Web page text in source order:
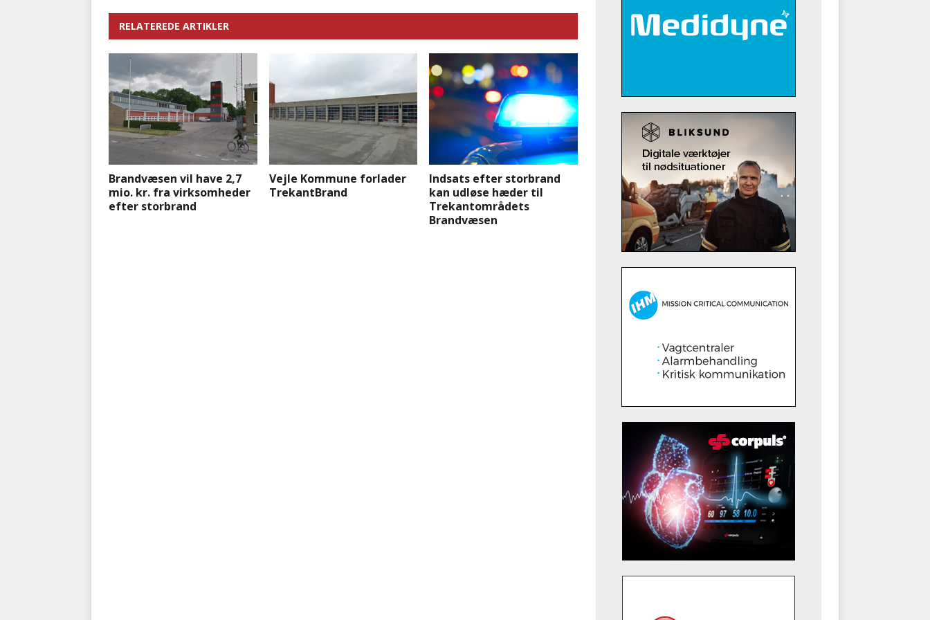
RELATEREDE ARTIKLER
Brandvæsen vil have 2,7
mio. kr. fra virksomheder
efter storbrand
Vejle Kommune forlader
TrekantBrand
Indsats efter storbrand
kan udløse hæder til
Trekantområdets
Brandvæsen